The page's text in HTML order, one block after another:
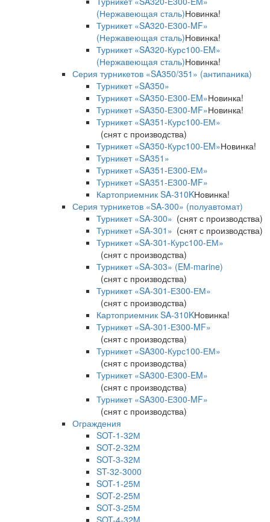
(Нержавеющая сталь)Новинка!
Турникет «SA320-Е300-MF»
(Нержавеющая сталь)Новинка!
Турникет «SA320-Курс100-EM»
(Нержавеющая сталь)Новинка!
Серия турникетов «SA350/351» (антипаника)
Турникет «SA350»
Турникет «SA350-Е300-EM»Новинка!
Турникет «SA350-Е300-MF»Новинка!
Турникет «SA351-Курс100-ЕМ»
(снят с производства)
Турникет «SA350-Курс100-EM»Новинка!
Турникет «SA351»
Турникет «SA351-Е300-ЕМ»
Турникет «SA351-Е300-MF»
Картоприемник SA-310KНовинка!
Серия турникетов «SA-300» (полуавтомат)
Турникет «SA-300» (снят с производства)
Турникет «SA-301» (снят с производства)
Турникет «SA-301-Курс100-ЕМ»
(снят с производства)
Турникет «SA-303» (EM-marine)
(снят с производства)
Турникет «SA-301-Е300-ЕМ»
(снят с производства)
Картоприемник SA-310KНовинка!
Турникет «SA-301-Е300-MF»
(снят с производства)
Турникет «SA300-Курс100-ЕМ»
(снят с производства)
Турникет «SA300-Е300-EM»
(снят с производства)
Турникет «SA300-Е300-MF»
(снят с производства)
Ограждения
SOT-1-32М
SOT-2-32М
SOT-3-32М
ST-32-3000
SOT-1-25М
SOT-2-25М
SOT-3-25М